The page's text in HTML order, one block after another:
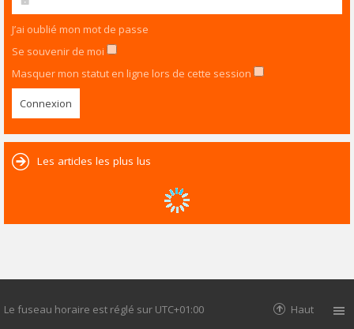
J’ai oublié mon mot de passe
Se souvenir de moi
Masquer mon statut en ligne lors de cette session
Les articles les plus lus
Le fuseau horaire est réglé sur UTC+01:00 Haut